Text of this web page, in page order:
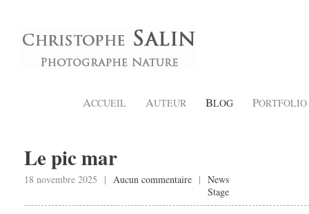
ACCUEIL AUTEUR BLOG PORTFOLIO
Le pic mar
18 novembre 2025 | Aucun commentaire | News
Stage